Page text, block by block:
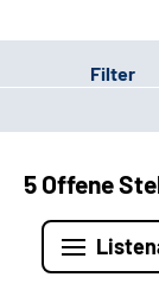
Filter
5 Offene